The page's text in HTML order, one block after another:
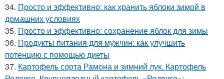
34. Просто и эффективно: как хранить яблоки зимой в
домашних условиях
35. Просто и эффективно: сохранение яблок для зимы
36. Продукты питания для мужчин: как улучшить
потенцию с помощью диеты
37. Картофель сорта Рамона и зимний лук. Картофель